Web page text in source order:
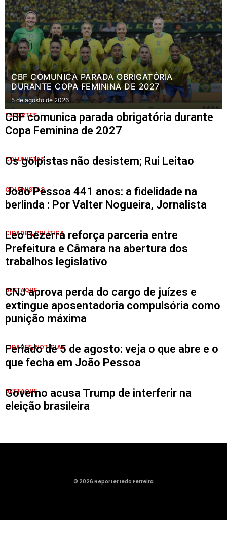
CBF COMUNICA PARADA OBRIGATÓRIA
DURANTE COPA FEMININA DE 2027
5 de agosto de 2026
ESPORTES
CBF comunica parada obrigatória durante
Copa Feminina de 2027
COLUNISTAS
Os golpistas não desistem; Rui Leitao
COLUNISTAS
João Pessoa 441 anos: a fidelidade na
berlinda : Por Valter Nogueira, Jornalista
CIDADES,POLÍTICA
Leo Bezerra reforça parceria entre
Prefeitura e Câmara na abertura dos
trabalhos legislativo
DESTAQUE
CNJ aprova perda do cargo de juízes e
extingue aposentadoria compulsória como
punição máxima
CIDADES,NOTÍCIAS
Feriado de 5 de agosto: veja o que abre e o
que fecha em João Pessoa
DESTAQUE
Governo acusa Trump de interferir na
eleição brasileira
© 2026 Reporter Iedo Ferreira